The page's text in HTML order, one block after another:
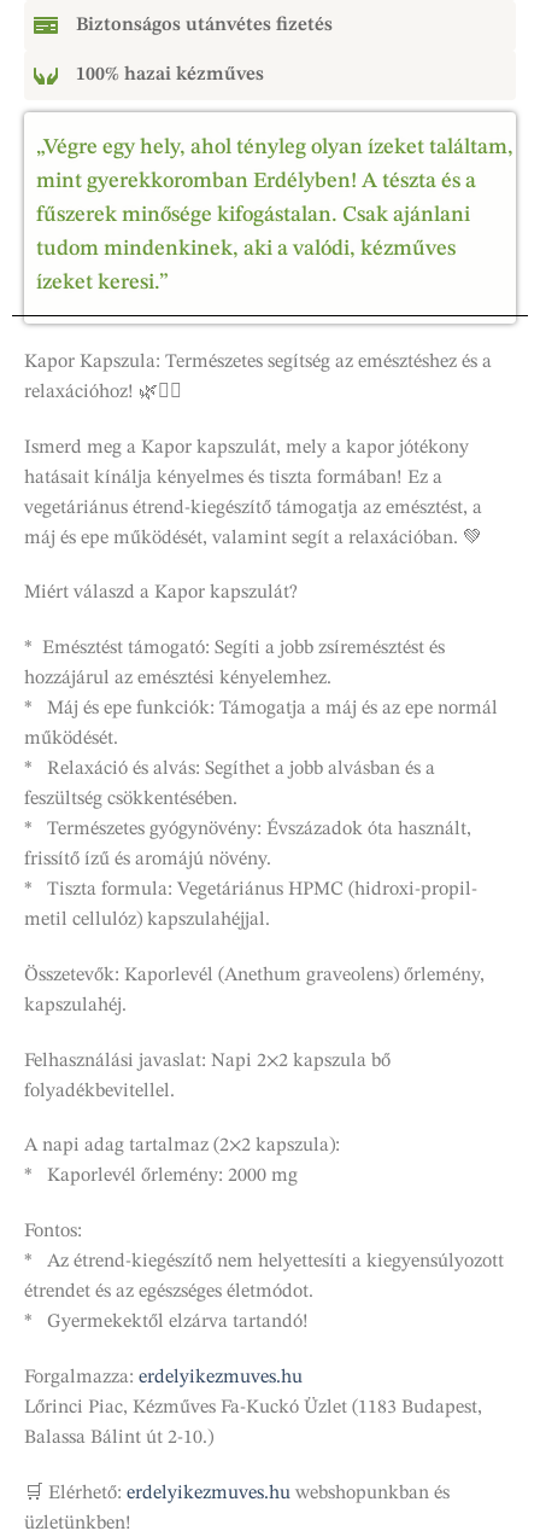
Biztonságos utánvétes fizetés
100% hazai kézműves
„Végre egy hely, ahol tényleg olyan ízeket találtam,
mint gyerekkoromban Erdélyben! A tészta és a
fűszerek minősége kifogástalan. Csak ajánlani
tudom mindenkinek, aki a valódi, kézműves
ízeket keresi.”
Kapor Kapszula: Természetes segítség az emésztéshez és a
relaxációhoz! 🌿🧘‍♀️
Ismerd meg a Kapor kapszulát, mely a kapor jótékony
hatásait kínálja kényelmes és tiszta formában! Ez a
vegetáriánus étrend-kiegészítő támogatja az emésztést, a
máj és epe működését, valamint segít a relaxációban. 💚
Miért válaszd a Kapor kapszulát?
* Emésztést támogató: Segíti a jobb zsíremésztést és
hozzájárul az emésztési kényelemhez.
* Máj és epe funkciók: Támogatja a máj és az epe normál
működését.
* Relaxáció és alvás: Segíthet a jobb alvásban és a
feszültség csökkentésében.
* Természetes gyógynövény: Évszázadok óta használt,
frissítő ízű és aromájú növény.
* Tiszta formula: Vegetáriánus HPMC (hidroxi-propil-
metil cellulóz) kapszulahéjjal.
Összetevők: Kaporlevél (Anethum graveolens) őrlemény,
kapszulahéj.
Felhasználási javaslat: Napi 2×2 kapszula bő
folyadékbevitellel.
A napi adag tartalmaz (2×2 kapszula):
* Kaporlevél őrlemény: 2000 mg
Fontos:
* Az étrend-kiegészítő nem helyettesíti a kiegyensúlyozott
étrendet és az egészséges életmódot.
* Gyermekektől elzárva tartandó!
Forgalmazza: erdelyikezmuves.hu
Lőrinci Piac, Kézműves Fa-Kuckó Üzlet (1183 Budapest,
Balassa Bálint út 2-10.)
🛒 Elérhető: erdelyikezmuves.hu webshopunkban és
üzletünkben!